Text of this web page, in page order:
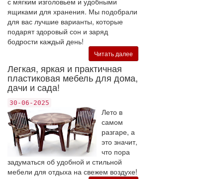
ящиками для хранения. Мы подобрали
для вас лучшие варианты, которые
подарят здоровый сон и заряд
бодрости каждый день!
Читать далее
Легкая, яркая и практичная
пластиковая мебель для дома,
дачи и сада!
30-06-2025
Лето в
самом
разгаре, а
это значит,
что пора
задуматься об удобной и стильной
мебели для отдыха на свежем воздухе!